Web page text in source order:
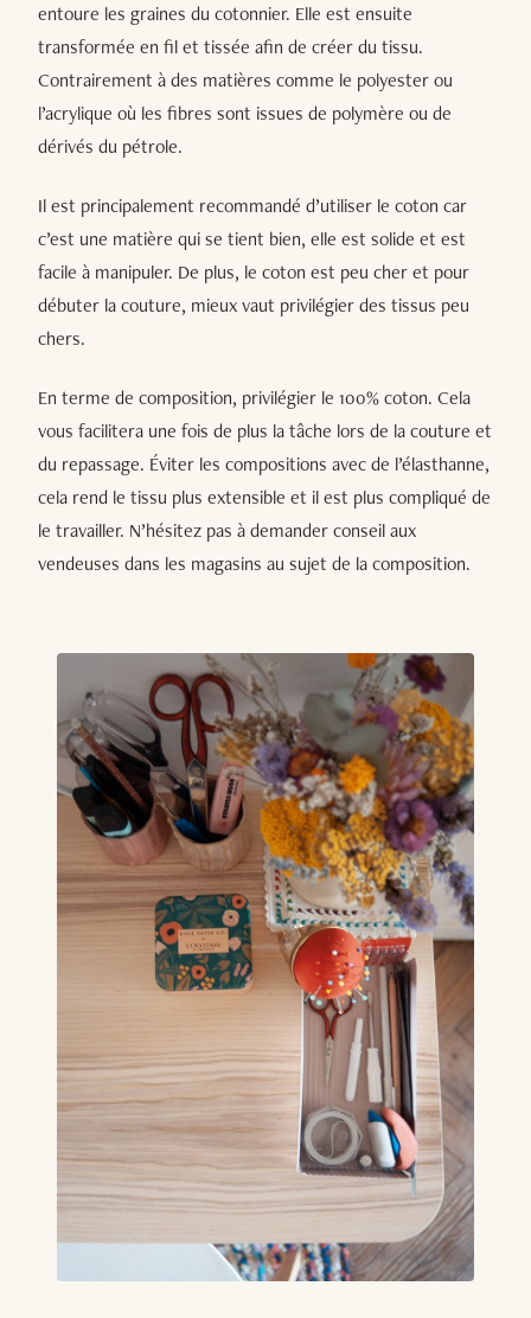
entoure les graines du cotonnier. Elle est ensuite
transformée en fil et tissée afin de créer du tissu.
Contrairement à des matières comme le polyester ou
l’acrylique où les fibres sont issues de polymère ou de
dérivés du pétrole.
Il est principalement recommandé d’utiliser le coton car
c’est une matière qui se tient bien, elle est solide et est
facile à manipuler. De plus, le coton est peu cher et pour
débuter la couture, mieux vaut privilégier des tissus peu
chers.
En terme de composition, privilégier le 100% coton. Cela
vous facilitera une fois de plus la tâche lors de la couture et
du repassage. Éviter les compositions avec de l’élasthanne,
cela rend le tissu plus extensible et il est plus compliqué de
le travailler. N’hésitez pas à demander conseil aux
vendeuses dans les magasins au sujet de la composition.